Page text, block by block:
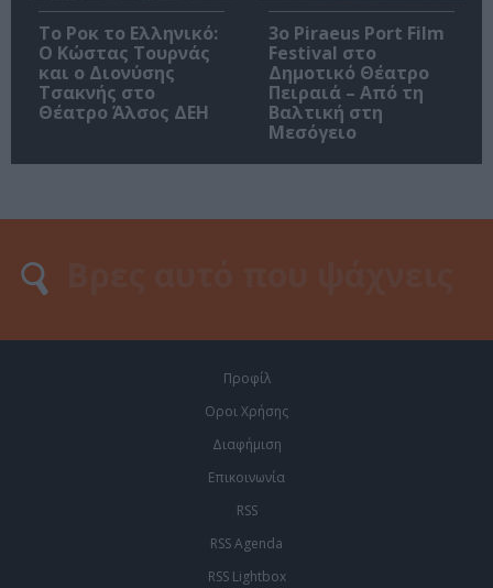
Το Ροκ το Ελληνικό:
Ο Κώστας Τουρνάς
και ο Διονύσης
Τσακνής στο
Θέατρο Άλσος ΔΕΗ
3o Piraeus Port Film
Festival στο
Δημοτικό Θέατρο
Πειραιά – Από τη
Βαλτική στη
Μεσόγειο
Προφίλ
Οροι Χρήσης
Διαφήμιση
Επικοινωνία
RSS
RSS Agenda
RSS Lightbox